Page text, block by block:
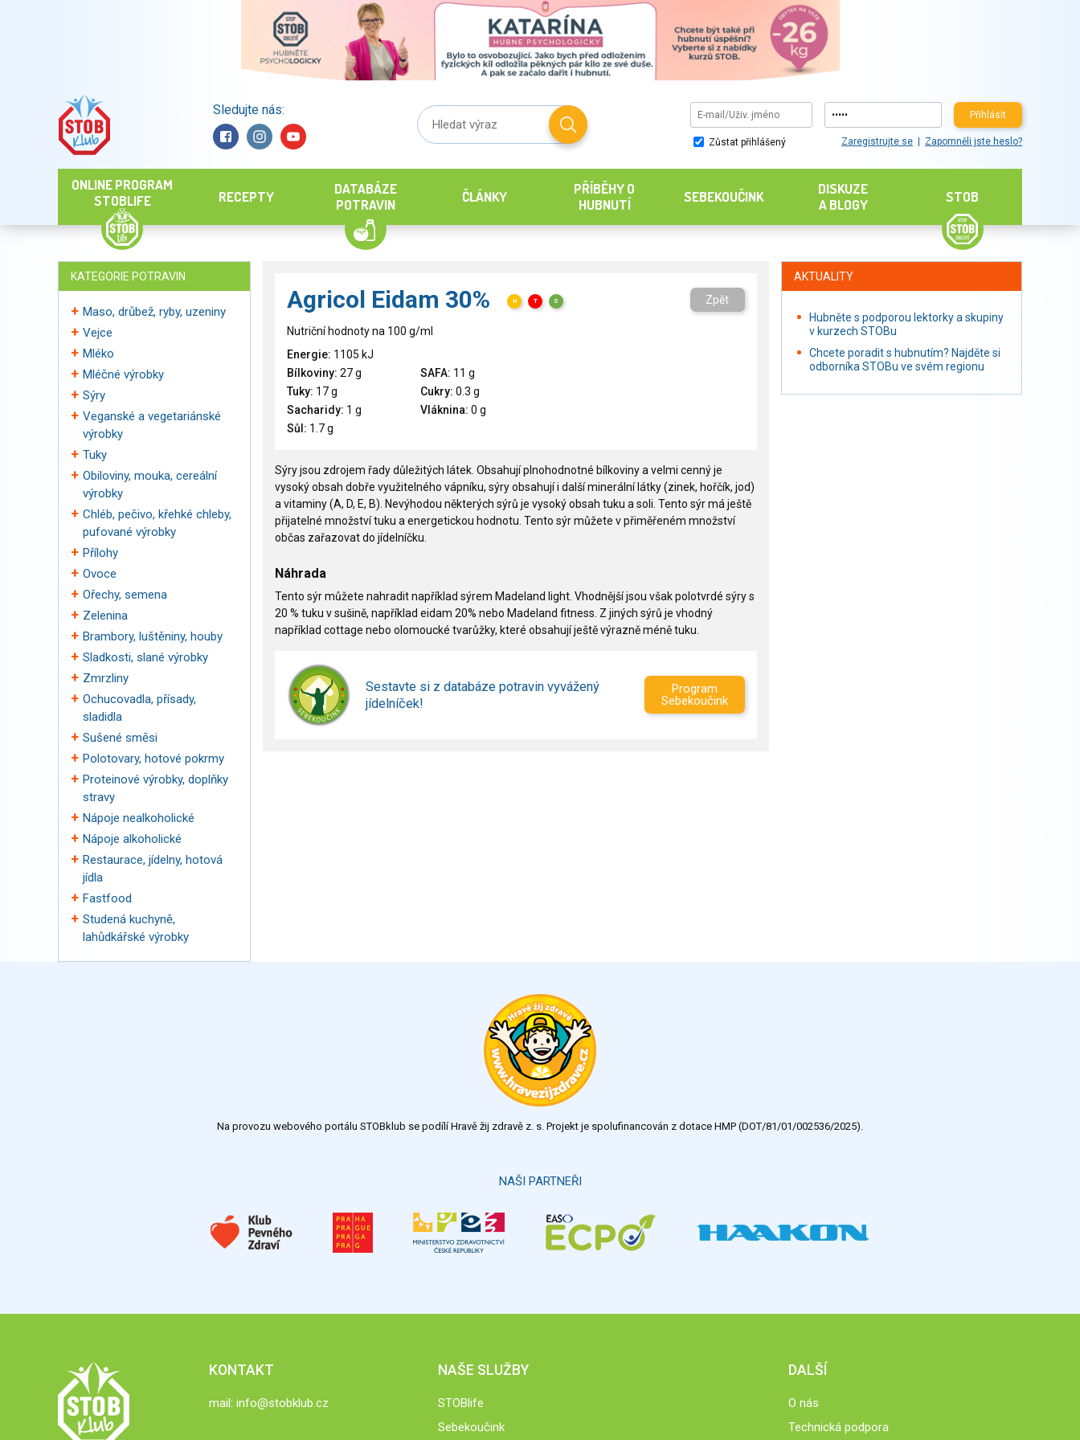
Sledujte nás: Přihlásit
Zůstat přihlášený Zaregistrujte se Zapomněli jste heslo?
ONLINE PROGRAM
STOBLIFE
RECEPTY
DATABÁZE
POTRAVIN
ČLÁNKY
PŘÍBĚHY O
HUBNUTÍ
SEBEKOUČINK
DISKUZE
A BLOGY
STOB
KATEGORIE POTRAVIN
Maso, drůbež, ryby, uzeniny
Vejce
Mléko
Mléčné výrobky
Sýry
Veganské a vegetariánské
výrobky
Tuky
Obiloviny, mouka, cereální
výrobky
Chléb, pečivo, křehké chleby,
pufované výrobky
Přílohy
Ovoce
Ořechy, semena
Zelenina
Brambory, luštěniny, houby
Sladkosti, slané výrobky
Zmrzliny
Ochucovadla, přísady,
sladidla
Sušené směsi
Polotovary, hotové pokrmy
Proteinové výrobky, doplňky
stravy
Nápoje nealkoholické
Nápoje alkoholické
Restaurace, jídelny, hotová
jídla
Fastfood
Studená kuchyně,
lahůdkářské výrobky
Agricol Eidam 30% H T S Zpět
Nutriční hodnoty na 100 g/ml
Energie: 1105 kJ
Bílkoviny: 27 g SAFA: 11 g
Tuky: 17 g Cukry: 0.3 g
Sacharidy: 1 g Vláknina: 0 g
Sůl: 1.7 g
Sýry jsou zdrojem řady důležitých látek. Obsahují plnohodnotné bílkoviny a velmi cenný je
vysoký obsah dobře využitelného vápníku, sýry obsahují i další minerální látky (zinek, hořčík, jod)
a vitaminy (A, D, E, B). Nevýhodou některých sýrů je vysoký obsah tuku a soli. Tento sýr má ještě
přijatelné množství tuku a energetickou hodnotu. Tento sýr můžete v přiměřeném množství
občas zařazovat do jídelníčku.
Náhrada
Tento sýr můžete nahradit například sýrem Madeland light. Vhodnější jsou však polotvrdé sýry s
20 % tuku v sušině, například eidam 20% nebo Madeland fitness. Z jiných sýrů je vhodný
například cottage nebo olomoucké tvarůžky, které obsahují ještě výrazně méně tuku.
Sestavte si z databáze potravin vyvážený
jídelníček!
Program
Sebekoučink
AKTUALITY
Hubněte s podporou lektorky a skupiny
v kurzech STOBu
Chcete poradit s hubnutím? Najděte si
odborníka STOBu ve svém regionu
Na provozu webového portálu STOBklub se podílí Hravě žij zdravě z. s. Projekt je spolufinancován z dotace HMP (DOT/81/01/002536/2025).
NAŠI PARTNEŘI
KONTAKT
mail: info@stobklub.cz
NAŠE SLUŽBY
STOBlife
Sebekoučink
DALŠÍ
O nás
Technická podpora